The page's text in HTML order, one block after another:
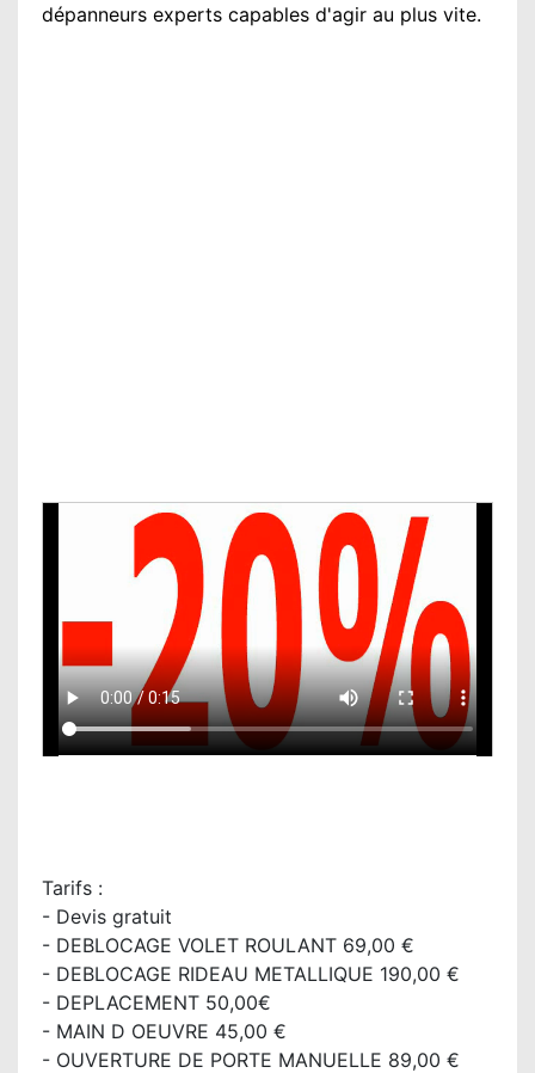
dépanneurs experts capables d'agir au plus vite.
Tarifs :
- Devis gratuit
- DEBLOCAGE VOLET ROULANT 69,00 €
- DEBLOCAGE RIDEAU METALLIQUE 190,00 €
- DEPLACEMENT 50,00€
- MAIN D OEUVRE 45,00 €
- OUVERTURE DE PORTE MANUELLE 89,00 €